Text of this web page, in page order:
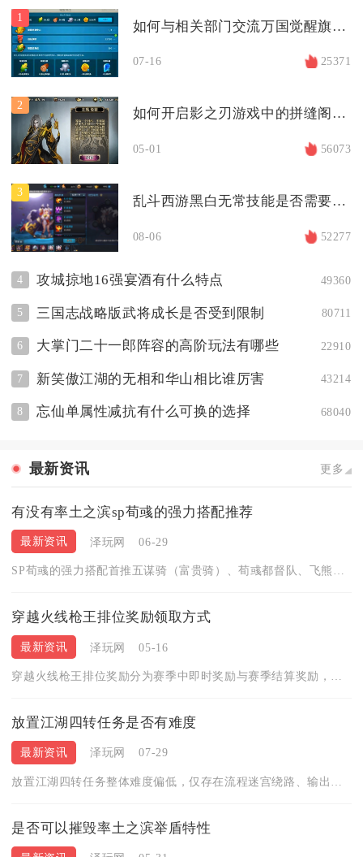
1
如何与相关部门交流万国觉醒旗帜驻防的更换
07-16 25371
2
如何开启影之刃游戏中的拼缝阁关卡
05-01 56073
3
乱斗西游黑白无常技能是否需要升级
08-06 52277
4 攻城掠地16强宴酒有什么特点 49360
5 三国志战略版武将成长是否受到限制 80711
6 大掌门二十一郎阵容的高阶玩法有哪些 22910
7 新笑傲江湖的无相和华山相比谁厉害 43214
8 忘仙单属性减抗有什么可换的选择 68040
最新资讯 更多
有没有率土之滨sp荀彧的强力搭配推荐
最新资讯 泽玩网 06-29
穿越火线枪王排位奖励领取方式
最新资讯 泽玩网 05-16
放置江湖四转任务是否有难度
最新资讯 泽玩网 07-29
是否可以摧毁率土之滨举盾特性